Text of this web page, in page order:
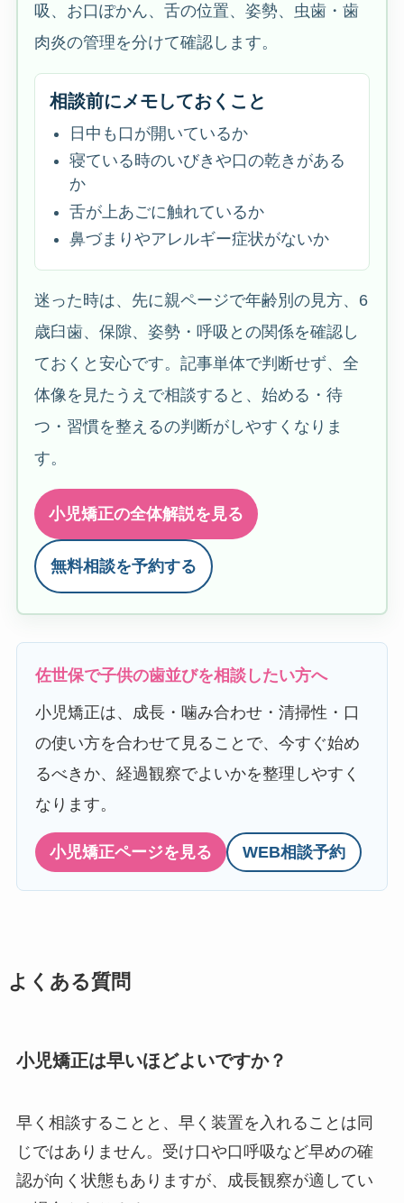
吸、お口ぽかん、舌の位置、姿勢、虫歯・歯
肉炎の管理を分けて確認します。
相談前にメモしておくこと
日中も口が開いているか
寝ている時のいびきや口の乾きがある
か
舌が上あごに触れているか
鼻づまりやアレルギー症状がないか
迷った時は、先に親ページで年齢別の見方、6
歳臼歯、保隙、姿勢・呼吸との関係を確認し
ておくと安心です。記事単体で判断せず、全
体像を見たうえで相談すると、始める・待
つ・習慣を整えるの判断がしやすくなりま
す。
小児矯正の全体解説を見る
無料相談を予約する
佐世保で子供の歯並びを相談したい方へ
小児矯正は、成長・噛み合わせ・清掃性・口
の使い方を合わせて見ることで、今すぐ始め
るべきか、経過観察でよいかを整理しやすく
なります。
小児矯正ページを見る WEB相談予約
よくある質問
小児矯正は早いほどよいですか？
早く相談することと、早く装置を入れることは同
じではありません。受け口や口呼吸など早めの確
認が向く状態もありますが、成長観察が適してい